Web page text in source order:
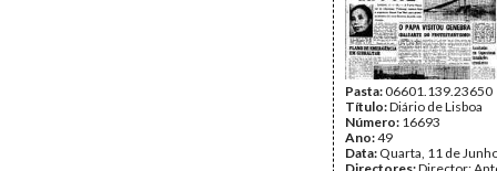
Pasta:06601.139.23650
Título:Diário de Lisboa
Número: 16693
Ano:49
Data: Quarta, 11 de